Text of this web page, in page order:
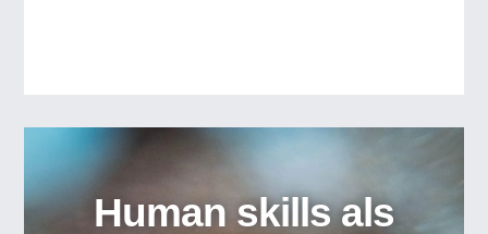
Human skills als